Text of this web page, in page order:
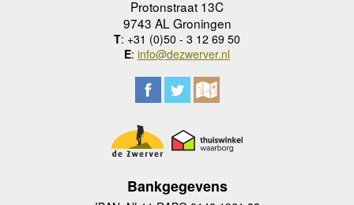
Protonstraat 13C
9743 AL Groningen
T: +31 (0)50 - 3 12 69 50
E: info@dezwerver.nl
Bankgegevens